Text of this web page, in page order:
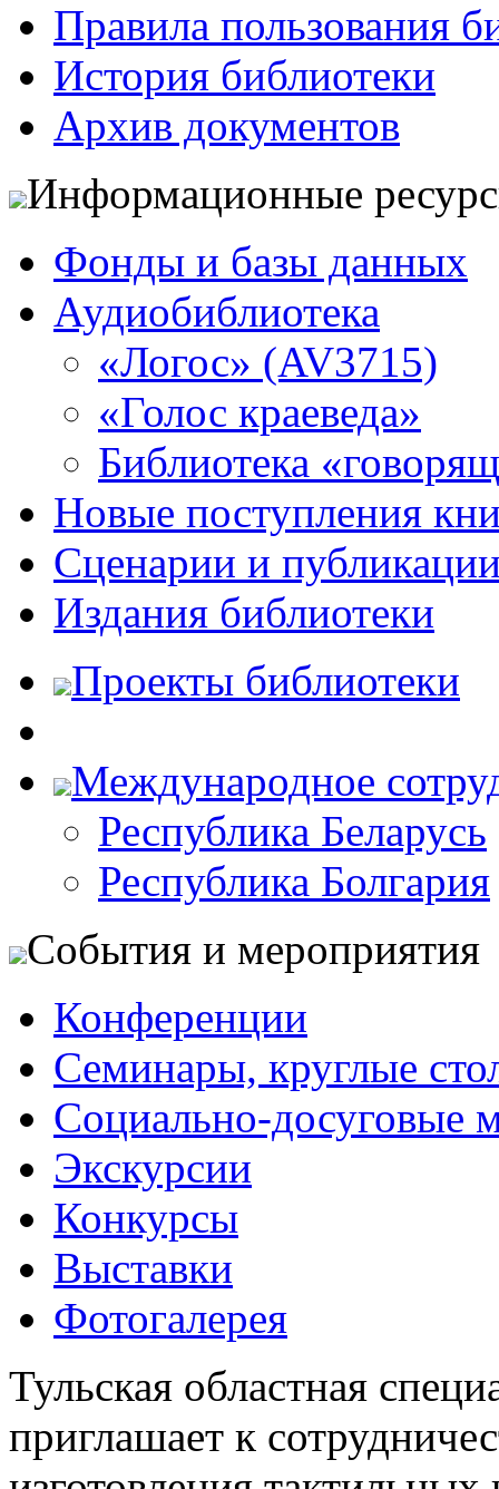
Правила пользования
История библиотеки
Архив документов
Информационные
Фонды и базы данных
Аудиобиблиотека
«Логос» (AV3715)
«Голос краеведа»
Библиотека
Новые поступления
Сценарии и
Издания библиотеки
Проекты библиотеки
Международное
Республика Беларусь
Республика Болгария
События и мероприятия
Конференции
Семинары, круглые
Социально-досуговые
Экскурсии
Конкурсы
Выставки
Фотогалерея
Тульская областная
приглашает к